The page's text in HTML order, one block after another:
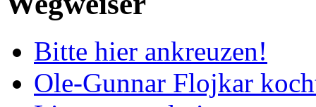
Bitte hier ankreuzen!
Ole-Gunnar Flojkar